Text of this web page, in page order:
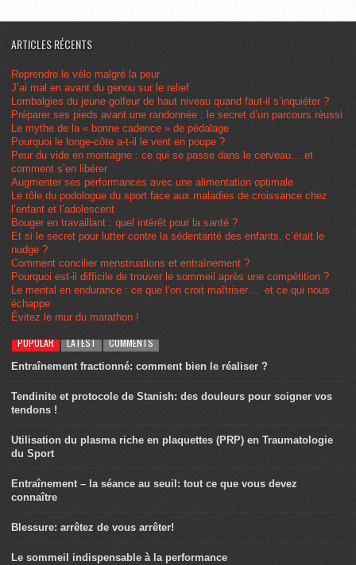
ARTICLES RÉCENTS
Reprendre le vélo malgré la peur
J’ai mal en avant du genou sur le relief
Lombalgies du jeune golfeur de haut niveau quand faut-il s’inquiéter ?
Préparer ses pieds avant une randonnée : le secret d’un parcours réussi
Le mythe de la « bonne cadence » de pédalage
Pourquoi le longe-côte a-t-il le vent en poupe ?
Peur du vide en montagne : ce qui se passe dans le cerveau… et
comment s’en libérer
Augmenter ses performances avec une alimentation optimale
Le rôle du podologue du sport face aux maladies de croissance chez
l’enfant et l’adolescent
Bouger en travaillant : quel intérêt pour la santé ?
Et si le secret pour lutter contre la sédentarité des enfants, c’était le
nudge ?
Comment concilier menstruations et entraînement ?
Pourquoi est-il difficile de trouver le sommeil après une compétition ?
Le mental en endurance : ce que l’on croit maîtriser… et ce qui nous
échappe
Évitez le mur du marathon !
POPULAR LATEST COMMENTS
Entraînement fractionné: comment bien le réaliser ?
Tendinite et protocole de Stanish: des douleurs pour soigner vos
tendons !
Utilisation du plasma riche en plaquettes (PRP) en Traumatologie
du Sport
Entraînement – la séance au seuil: tout ce que vous devez
connaître
Blessure: arrêtez de vous arrêter!
Le sommeil indispensable à la performance